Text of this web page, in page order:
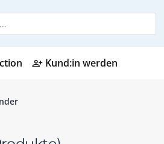
person_add_alt Kund:in werden